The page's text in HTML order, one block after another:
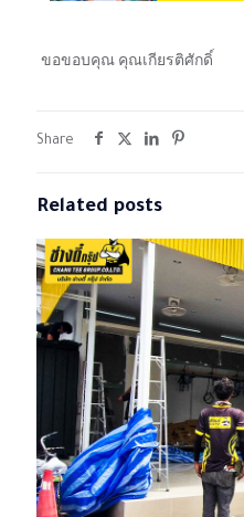
ขอขอบคุณ คุณเกียรติศักดิ์
Share
Related posts